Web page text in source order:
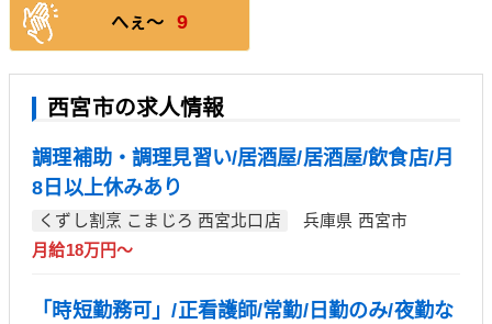
へぇ〜 9
西宮市の求人情報
調理補助・調理見習い/居酒屋/居酒屋/飲食店/月
8日以上休みあり
くずし割烹 こまじろ 西宮北口店
兵庫県 西宮市
月給18万円～
「時短勤務可」/正看護師/常勤/日勤のみ/夜勤な